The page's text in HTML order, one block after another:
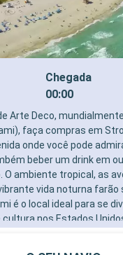
Chegada
00:00
Arte Deco,
faça compras em
onde você pode
beber um drink em
O ambiente tropical, as
vida noturna farão
é o local ideal para se
nos Estados